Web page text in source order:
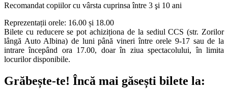
Recomandat copiilor cu vârsta cuprinsa între 3 şi 10 ani
Reprezentații orele: 16.00 și 18.00
Bilete cu reducere se pot achiziționa de la sediul CCS (str. Zorilor
lângă Auto Albina) de luni până vineriîntre orele 9-17 sau de la
intrare începând ora 17.00, doar în ziua spectacolului, în limita
locurilor disponibile.
Grăbește-te! Încă mai găsești bilete la: